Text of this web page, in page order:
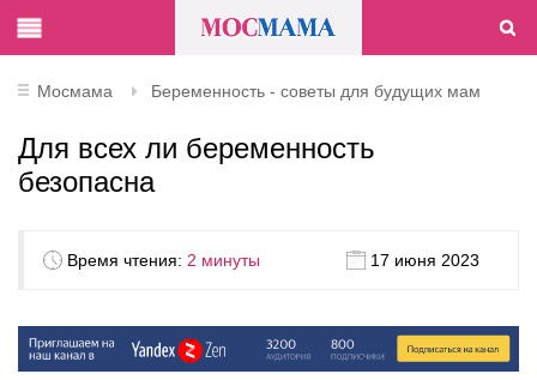
Мосмама Беременность - советы для будущих мам
Для всех ли беременность
безопасна
Время чтения: 2 минуты 17 июня 2023